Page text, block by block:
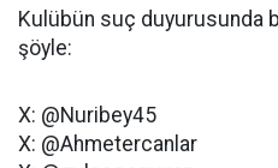
Kulübün suç duyurusunda
şöyle:
X: @Nuribey45
X: @Ahmetercanlar